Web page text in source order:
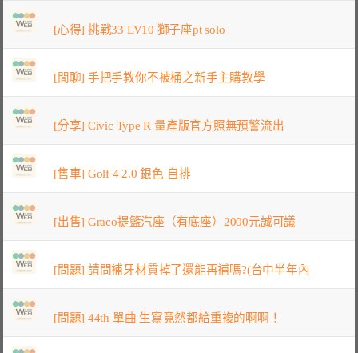
[心得] 挑戰33 LV10 獅子座pt solo
[閒聊] 手把手教你不被桶之新手主購教學
[分享] Civic Type R 量產版官方照無預警流出
[售車] Golf 4 2.0 銀色 自排
[出售] Graco提籃汽座（有底座）2000元誠可議
[問題] 請問補牙材質掉了還能再補嗎?(台中半年內
[問題] 44th 單曲 生寫竟然都給重複的啊啊！